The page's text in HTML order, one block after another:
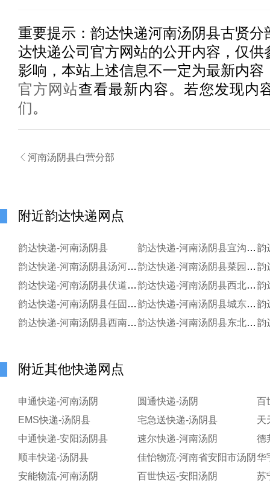
重要提示： 韵达快递河南汤阴县古贤分
达快递公司官方网站的公开内容，仅供
影响，本站上述信息不一定为最新内容
官方网站查看最新内容。若您发现内
们。
 河南汤阴县白营分部
附近韵达快递网点
韵达快递-河南汤阴县
韵达快递-河南汤阴县宜沟分部
韵达快递-河南汤阴县汤河北分部
韵达快递-河南汤阴县菜园分部
韵达快递-河南汤阴县伏道分部
韵达快递-河南汤阴县西北分部
韵达快递-河南汤阴县任固分部
韵达快递-河南汤阴县城东分部韵
韵达快递-河南汤阴县西南分部
韵达快递-河南汤阴县东北分部
附近其他快递网点
申通快递-河南汤阴 圆通快递-汤阴
百
EMS快递-汤阴县
宅急送快递-汤阴县
天
中通快递-安阳汤阴县
速尔快递-河南汤阴
德
顺丰快递-汤阴县
佳怡物流-河南省安阳市汤阴华
安能物流-河南汤阴
百世快运-安阳汤阴
苏